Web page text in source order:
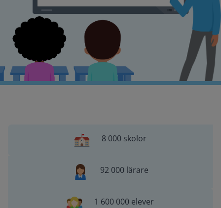
8 000 skolor
92 000 lärare
1 600 000 elever